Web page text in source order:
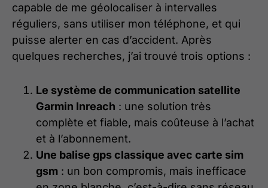
capable de me géolocaliser à intervalles
réguliers, sans utiliser mon téléphone, et qui
puisse alerter en cas d’accident. Après
quelques recherches, j’ai trouvé trois options :
Le système de communication satellite
Garmin Inreach : une solution très
complète et fiable, mais coûteuse à l’achat
et à l’abonnement.
Une balise gps classique avec carte sim
gsm : un bon compromis, mais inefficace